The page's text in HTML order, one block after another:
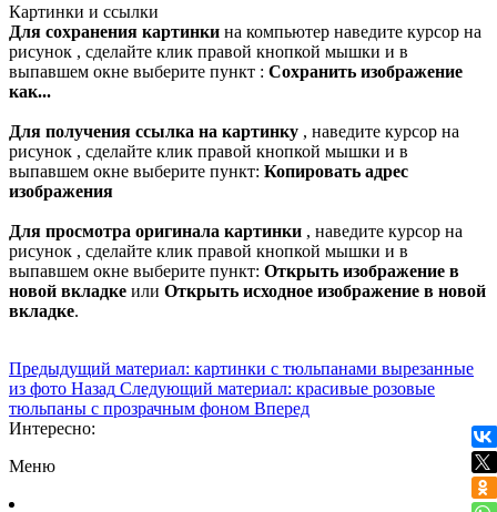
Картинки и ссылки
Для сохранения картинки на компьютер наведите курсор на
рисунок , сделайте клик правой кнопкой мышки и в
выпавшем окне выберите пункт : Сохранить изображение
как...
Для получения ссылка на картинку , наведите курсор на
рисунок , сделайте клик правой кнопкой мышки и в
выпавшем окне выберите пункт: Копировать адрес
изображения
Для просмотра оригинала картинки , наведите курсор на
рисунок , сделайте клик правой кнопкой мышки и в
выпавшем окне выберите пункт: Открыть изображение в
новой вкладке или Открыть исходное изображение в новой
вкладке.
Предыдущий материал: картинки с тюльпанами вырезанные
из фото Назад Следующий материал: красивые розовые
тюльпаны с прозрачным фоном Вперед
Интересно:
Меню